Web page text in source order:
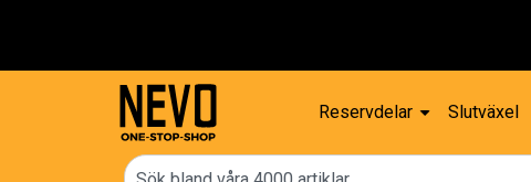
Reservdelar Slutväxel